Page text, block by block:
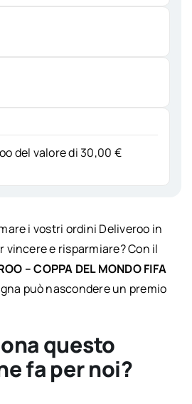
del valore di 30,00 €
i vostri ordini Deliveroo in
vincere e risparmiare? Con il
– COPPA DEL MONDO FIFA
può nascondere un premio
questo
fa per noi?